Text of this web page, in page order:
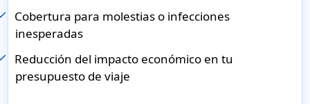
Cobertura para molestias o infecciones
inesperadas
Reducción del impacto económico en tu
presupuesto de viaje